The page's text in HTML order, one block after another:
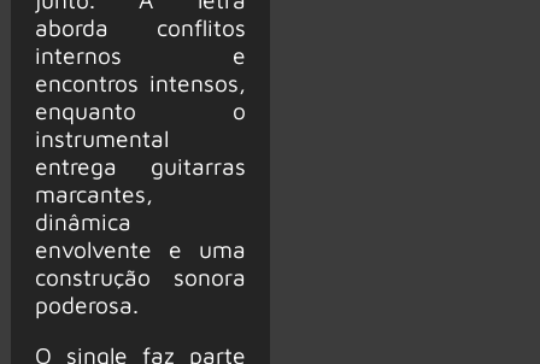
aborda conflitos
internos e
encontros intensos,
enquanto o
instrumental
entrega guitarras
marcantes,
dinâmica
envolvente e uma
construção sonora
poderosa.
O single faz parte